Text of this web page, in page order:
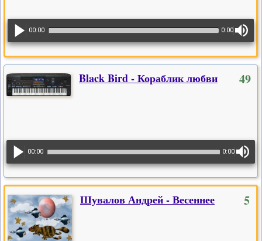
00:00 0:00
49
Black Bird - Кораблик любви
00:00 0:00
5
Шувалов Андрей - Весеннее